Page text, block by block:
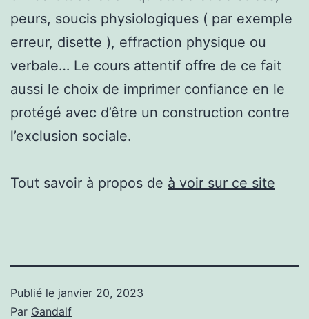
peurs, soucis physiologiques ( par exemple
erreur, disette ), effraction physique ou
verbale… Le cours attentif offre de ce fait
aussi le choix de imprimer confiance en le
protégé avec d’être un construction contre
l’exclusion sociale.
Tout savoir à propos de à voir sur ce site
Publié le janvier 20, 2023
Par Gandalf